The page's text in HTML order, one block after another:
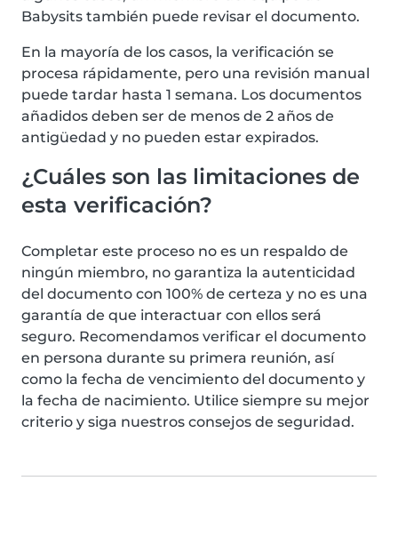
Babysits también puede revisar el documento.
En la mayoría de los casos, la verificación se
procesa rápidamente, pero una revisión manual
puede tardar hasta 1 semana. Los documentos
añadidos deben ser de menos de 2 años de
antigüedad y no pueden estar expirados.
¿Cuáles son las limitaciones de
esta verificación?
Completar este proceso no es un respaldo de
ningún miembro, no garantiza la autenticidad
del documento con 100% de certeza y no es una
garantía de que interactuar con ellos será
seguro. Recomendamos verificar el documento
en persona durante su primera reunión, así
como la fecha de vencimiento del documento y
la fecha de nacimiento. Utilice siempre su mejor
criterio y siga nuestros consejos de seguridad.